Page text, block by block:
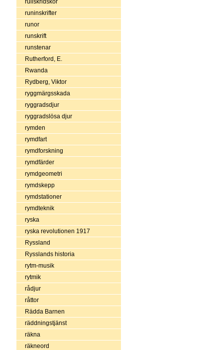
rullskridskor
runinskrifter
runor
runskrift
runstenar
Rutherford, E.
Rwanda
Rydberg, Viktor
ryggmärgsskada
ryggradsdjur
ryggradslösa djur
rymden
rymdfart
rymdforskning
rymdfärder
rymdgeometri
rymdskepp
rymdstationer
rymdteknik
ryska
ryska revolutionen 1917
Ryssland
Rysslands historia
rytm-musik
rytmik
rådjur
råttor
Rädda Barnen
räddningstjänst
räkna
räkneord